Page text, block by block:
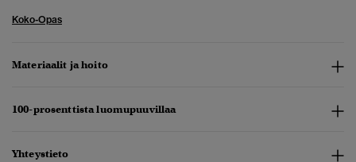
Koko-Opas
Materiaalit ja hoito
100-prosenttista luomupuuvillaa
Yhteystieto